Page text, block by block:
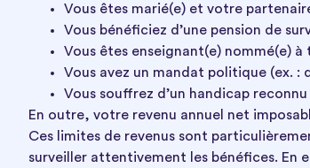
Vous êtes marié(e) et votre
Vous bénéficiez d’une pension de
Vous êtes enseignant(e) nommé(e)
Vous avez un mandat politique (ex. :
Vous souffrez d’un handicap
En outre, votre revenu annuel net
Ces limites de revenus sont
surveiller attentivement les bénéfices. En